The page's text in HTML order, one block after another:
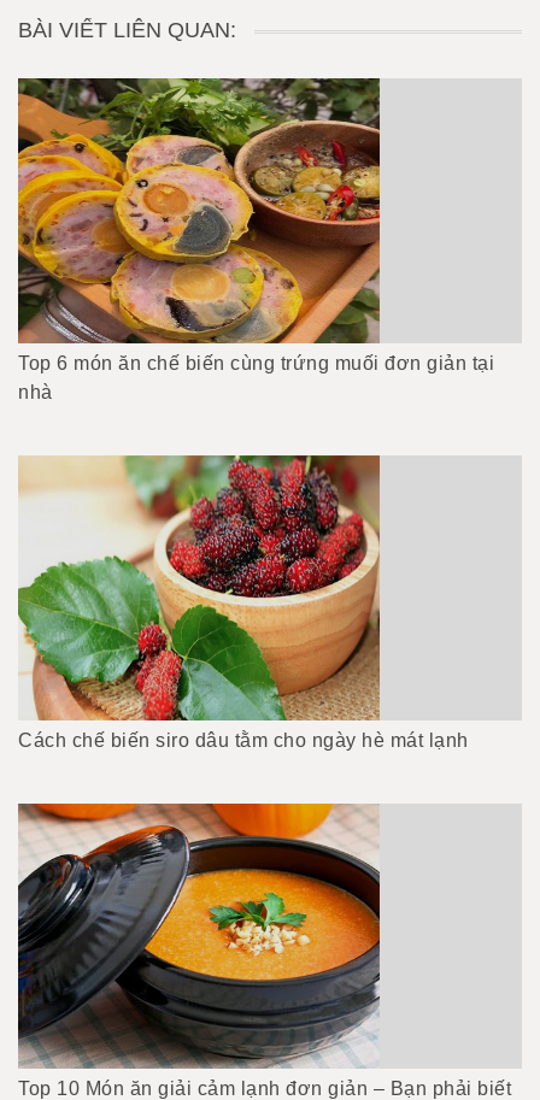
BÀI VIẾT LIÊN QUAN:
Top 6 món ăn chế biến cùng trứng muối đơn giản tại
nhà
Cách chế biến siro dâu tằm cho ngày hè mát lạnh
Top 10 Món ăn giải cảm lạnh đơn giản – Bạn phải biết